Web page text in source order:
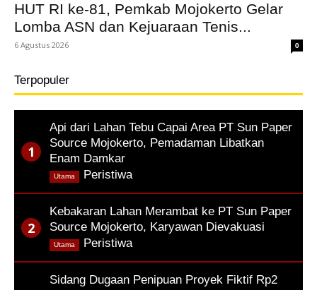
HUT RI ke-81, Pemkab Mojokerto Gelar
Lomba ASN dan Kejuaraan Tenis...
6 Agustus 2026 0
Terpopuler
Api dari Lahan Tebu Capai Area PT Sun Paper
Source Mojokerto, Pemadaman Libatkan
Enam Damkar
Peristiwa,
Utama
Kebakaran Lahan Merambat ke PT Sun Paper
Source Mojokerto, Karyawan Dievakuasi
Peristiwa,
Utama
Sidang Dugaan Penipuan Proyek Fiktif Rp2